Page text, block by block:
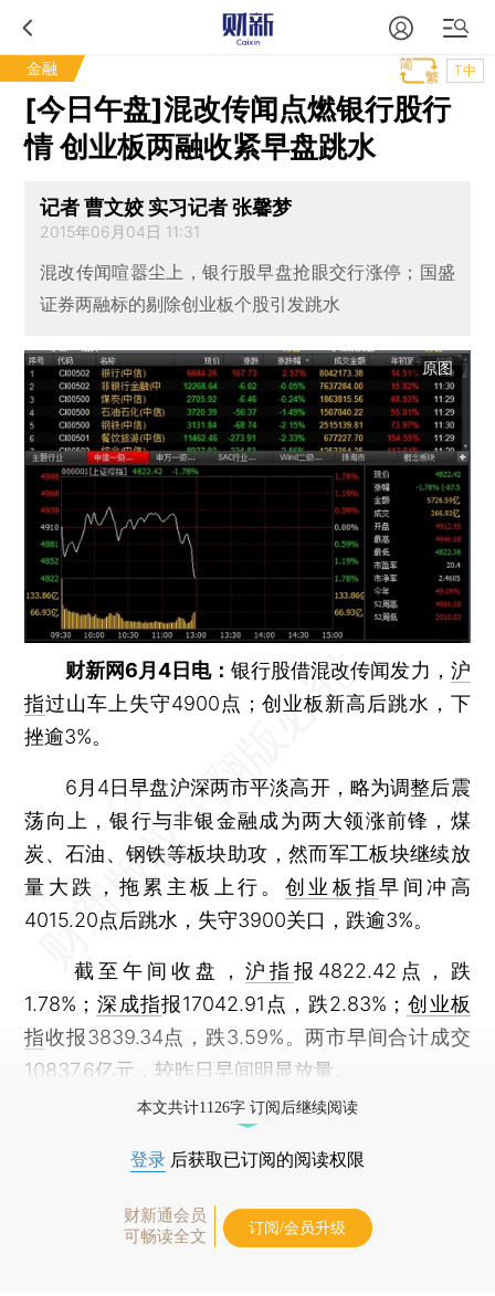
金融 T中
[今日午盘]混改传闻点燃银行股行
情 创业板两融收紧早盘跳水
记者 曹文姣 实习记者 张馨梦
2015年06月04日 11:31
混改传闻喧嚣尘上，银行股早盘抢眼交行涨停；国盛
证券两融标的剔除创业板个股引发跳水
原图
财新网6月4日电：银行股借混改传闻发力， 沪
指过山车上失守4900点；创业板新高后跳水，下
挫逾3%。
6月4日早盘沪深两市平淡高开，略为调整后震
荡向上，银行与非银金融成为两大领涨前锋，煤
炭、石油、钢铁等板块助攻，然而军工板块继续放
量大跌，拖累主板上行。 创业板指早间冲高
4015.20点后跳水，失守3900关口，跌逾3%。
截至午间收盘， 沪指报4822.42点，跌
1.78%； 深成指报17042.91点，跌2.83%； 创业板
指收报3839.34点，跌3.59%。两市早间合计成交
10837.6亿元，较昨日早间明显放量。
本文共计1126字 订阅后继续阅读
登录 后获取已订阅的阅读权限
财新通会员
可畅读全文
订阅/会员升级